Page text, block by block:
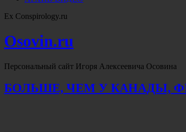
Ex Conspirology.ru
Osovin.ru
Персональный сайт Игоря Алексеевича Осовина
БОЛЬШЕ, ЧЕМ У КАНАДЫ,